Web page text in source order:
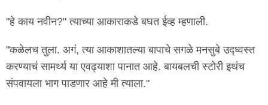
"हे काय नवीन?" त्याच्या आकाराकडे बघत ईव्ह म्हणाली.
"कळेलच तुला. अगं, त्या आकाशातल्या बापाचे सगळे मनसुबे उद्ध्वस्त
करण्याचं सामर्थ्य या एवढ्याशा पानात आहे. बायबलची स्टोरी इथंच
संपवायला भाग पाडणार आहे मी त्याला."